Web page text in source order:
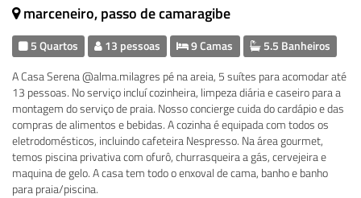
marceneiro, passo de camaragibe
5 Quartos 13 pessoas 9 Camas 5.5 Banheiros
A Casa Serena @alma.milagres pé na areia, 5 suítes para acomodar até
13 pessoas. No serviço incluí cozinheira, limpeza diária e caseiro para a
montagem do serviço de praia. Nosso concierge cuida do cardápio e das
compras de alimentos e bebidas. A cozinha é equipada com todos os
eletrodomésticos, incluindo cafeteira Nespresso. Na área gourmet,
temos piscina privativa com ofurô, churrasqueira a gás, cervejeira e
maquina de gelo. A casa tem todo o enxoval de cama, banho e banho
para praia/piscina.